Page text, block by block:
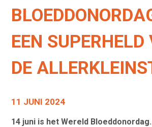
EEN SUPERHELD
DE
11 JUNI 2024
14 juni is het Wereld